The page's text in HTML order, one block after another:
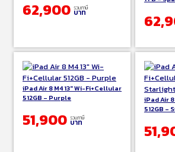
62,900 รวมภาษี
บาท
iPad Air 8 M4 13″ Wi-Fi+Cellular
512GB – Purple
51,900 รวมภาษี
บาท
iPad Air
512GB –